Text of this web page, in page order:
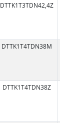
DTTK1T3TDN42,4Z
DTTK1T4TDN38M
DTTK1T4TDN38Z